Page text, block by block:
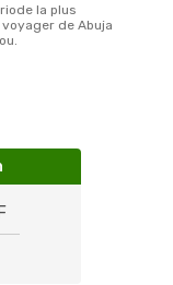
de Abuja